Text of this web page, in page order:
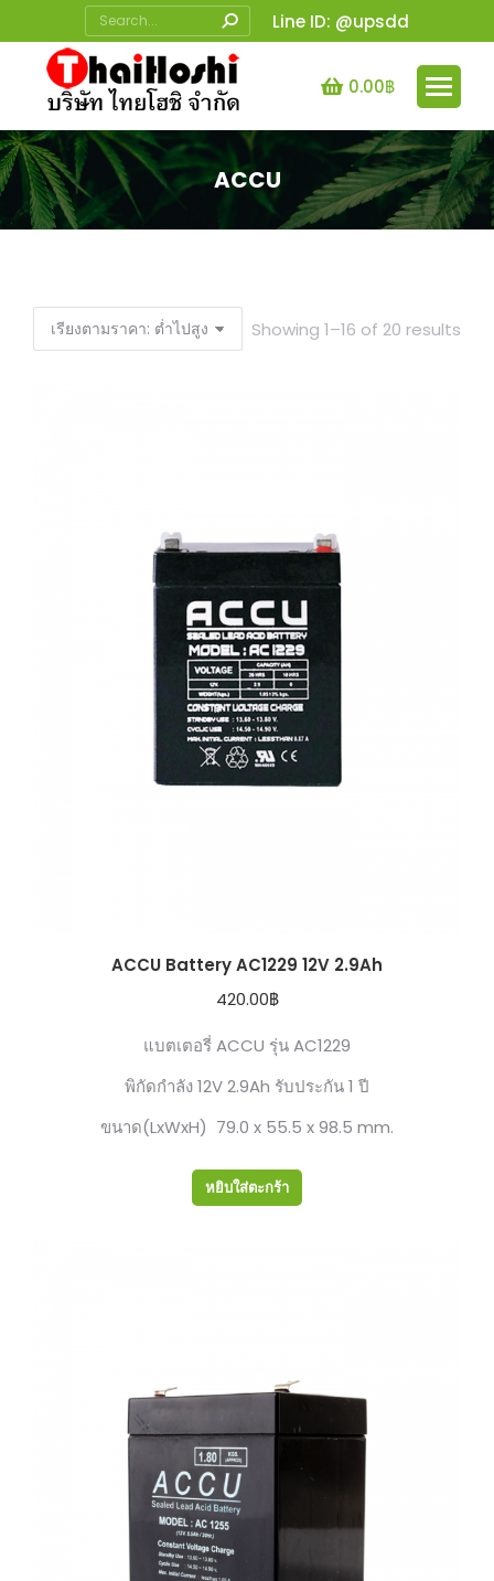
Search: Line ID: @upsdd
0.00฿
ACCU
You are here:
Showing 1–16 of 20 results
ACCU Battery AC1229 12V 2.9Ah
420.00฿
แบตเตอรี่ ACCU รุ่น AC1229
พิกัดกำลัง 12V 2.9Ah รับประกัน 1 ปี
ขนาด(LxWxH) 79.0 x 55.5 x 98.5 mm.
หยิบใส่ตะกร้า